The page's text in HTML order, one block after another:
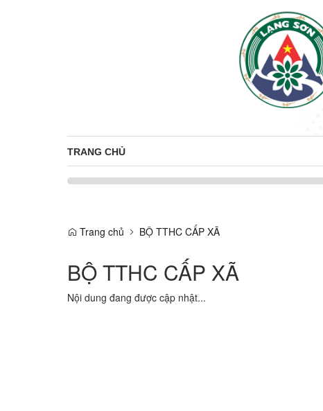
TRANG CHỦ
Trang chủ BỘ TTHC CẤP XÃ
BỘ TTHC CẤP XÃ
Nội dung đang được cập nhật...